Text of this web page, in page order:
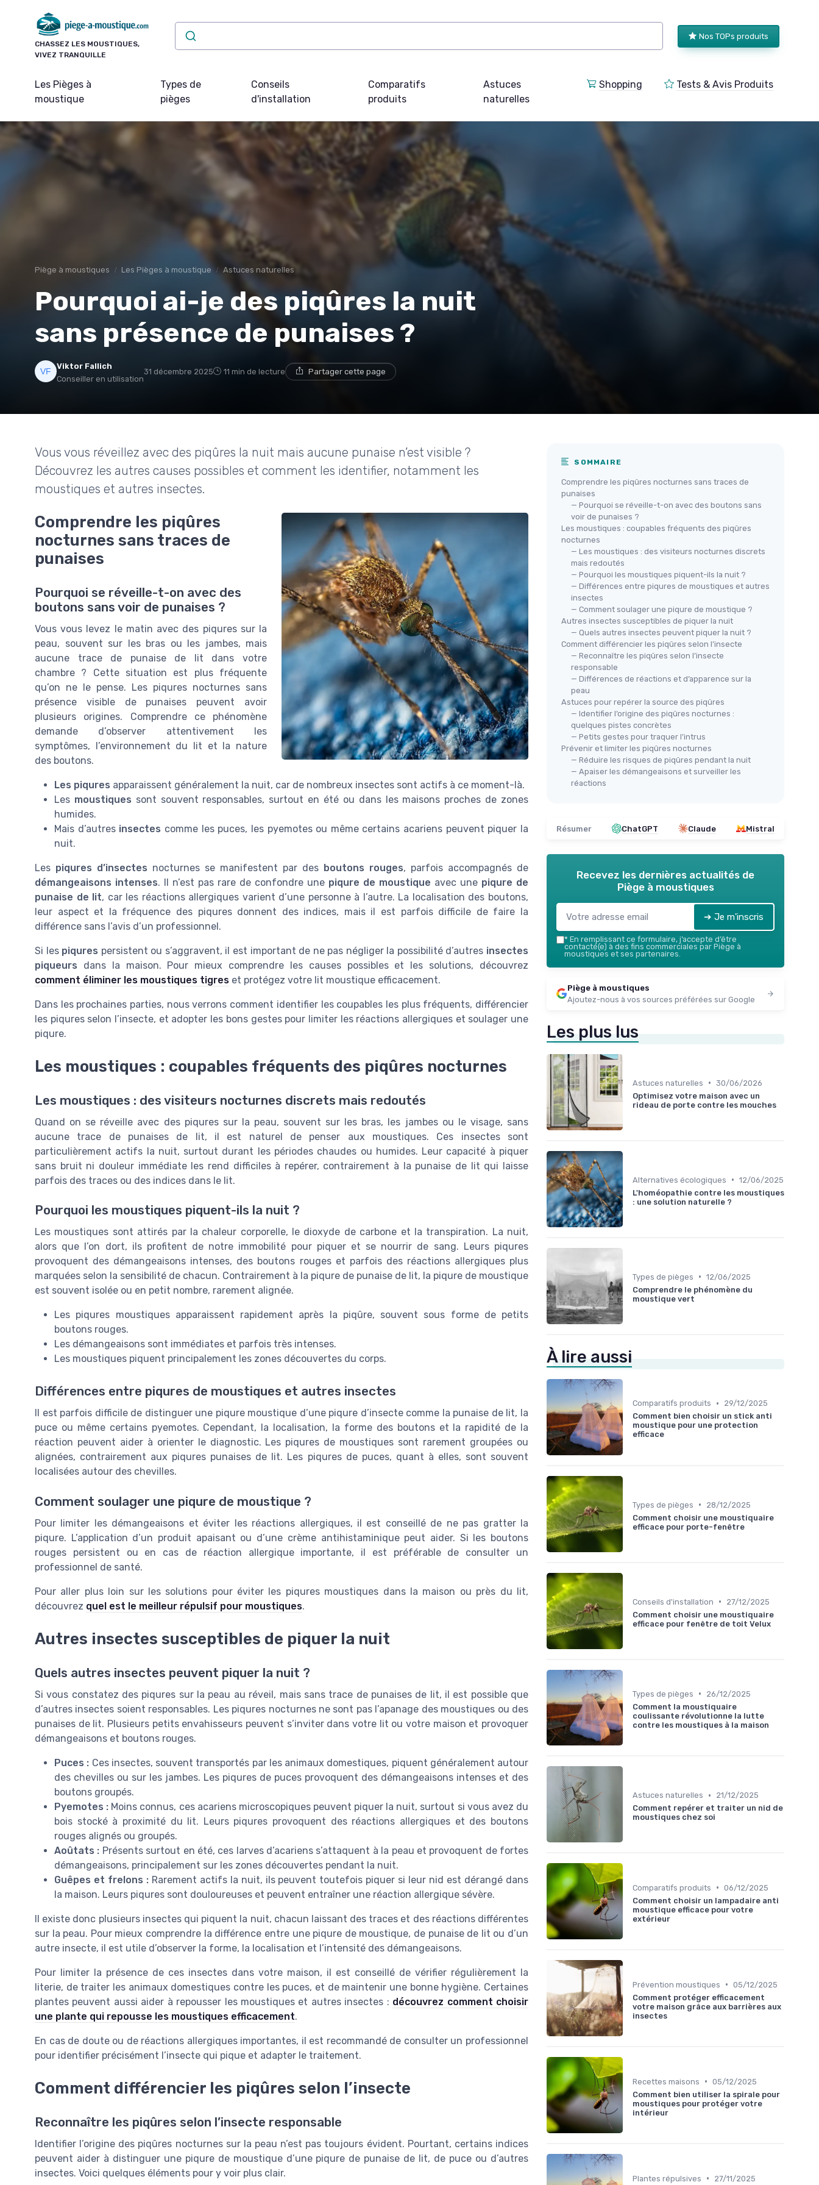
CHASSEZ LES MOUSTIQUES,
VIVEZ TRANQUILLE
Nos TOPs produits
Les Pièges à
moustique
Types de
pièges
Conseils
d'installation
Comparatifs
produits
Astuces
naturelles
Shopping Tests & Avis Produits
Piège à moustiques Les Pièges à moustique Astuces naturelles
Pourquoi ai-je des piqûres la nuit
sans présence de punaises ?
Viktor Fallich
Conseiller en utilisation
31 décembre 2025 11 min de lecture Partager cette page
Vous vous réveillez avec des piqûres la nuit mais aucune punaise n’est visible ?
Découvrez les autres causes possibles et comment les identifier, notamment les
moustiques et autres insectes.
Comprendre les piqûres
nocturnes sans traces de
punaises
Pourquoi se réveille-t-on avec des
boutons sans voir de punaises ?
Vous vous levez le matin avec des piqures sur la
peau, souvent sur les bras ou les jambes, mais
aucune trace de punaise de lit dans votre
chambre ? Cette situation est plus fréquente
qu’on ne le pense. Les piqures nocturnes sans
présence visible de punaises peuvent avoir
plusieurs origines. Comprendre ce phénomène
demande d’observer attentivement les
symptômes, l’environnement du lit et la nature
des boutons.
Les piqures apparaissent généralement la nuit, car de nombreux insectes sont actifs à ce moment-là.
Les moustiques sont souvent responsables, surtout en été ou dans les maisons proches de zones
humides.
Mais d’autres insectes comme les puces, les pyemotes ou même certains acariens peuvent piquer la
nuit.
Les piqures d’insectes nocturnes se manifestent par des boutons rouges, parfois accompagnés de
démangeaisons intenses. Il n’est pas rare de confondre une piqure de moustique avec une piqure de
punaise de lit, car les réactions allergiques varient d’une personne à l’autre. La localisation des boutons,
leur aspect et la fréquence des piqures donnent des indices, mais il est parfois difficile de faire la
différence sans l’avis d’un professionnel.
Si les piqures persistent ou s’aggravent, il est important de ne pas négliger la possibilité d’autres insectes
piqueurs dans la maison. Pour mieux comprendre les causes possibles et les solutions, découvrez
comment éliminer les moustiques tigres et protégez votre lit moustique efficacement.
Dans les prochaines parties, nous verrons comment identifier les coupables les plus fréquents, différencier
les piqures selon l’insecte, et adopter les bons gestes pour limiter les réactions allergiques et soulager une
piqure.
Les moustiques : coupables fréquents des piqûres nocturnes
Les moustiques : des visiteurs nocturnes discrets mais redoutés
Quand on se réveille avec des piqures sur la peau, souvent sur les bras, les jambes ou le visage, sans
aucune trace de punaises de lit, il est naturel de penser aux moustiques. Ces insectes sont
particulièrement actifs la nuit, surtout durant les périodes chaudes ou humides. Leur capacité à piquer
sans bruit ni douleur immédiate les rend difficiles à repérer, contrairement à la punaise de lit qui laisse
parfois des traces ou des indices dans le lit.
Pourquoi les moustiques piquent-ils la nuit ?
Les moustiques sont attirés par la chaleur corporelle, le dioxyde de carbone et la transpiration. La nuit,
alors que l’on dort, ils profitent de notre immobilité pour piquer et se nourrir de sang. Leurs piqures
provoquent des démangeaisons intenses, des boutons rouges et parfois des réactions allergiques plus
marquées selon la sensibilité de chacun. Contrairement à la piqure de punaise de lit, la piqure de moustique
est souvent isolée ou en petit nombre, rarement alignée.
Les piqures moustiques apparaissent rapidement après la piqûre, souvent sous forme de petits
boutons rouges.
Les démangeaisons sont immédiates et parfois très intenses.
Les moustiques piquent principalement les zones découvertes du corps.
Différences entre piqures de moustiques et autres insectes
Il est parfois difficile de distinguer une piqure moustique d’une piqure d’insecte comme la punaise de lit, la
puce ou même certains pyemotes. Cependant, la localisation, la forme des boutons et la rapidité de la
réaction peuvent aider à orienter le diagnostic. Les piqures de moustiques sont rarement groupées ou
alignées, contrairement aux piqures punaises de lit. Les piqures de puces, quant à elles, sont souvent
localisées autour des chevilles.
Comment soulager une piqure de moustique ?
Pour limiter les démangeaisons et éviter les réactions allergiques, il est conseillé de ne pas gratter la
piqure. L’application d’un produit apaisant ou d’une crème antihistaminique peut aider. Si les boutons
rouges persistent ou en cas de réaction allergique importante, il est préférable de consulter un
professionnel de santé.
Pour aller plus loin sur les solutions pour éviter les piqures moustiques dans la maison ou près du lit,
découvrez quel est le meilleur répulsif pour moustiques.
Autres insectes susceptibles de piquer la nuit
Quels autres insectes peuvent piquer la nuit ?
Si vous constatez des piqures sur la peau au réveil, mais sans trace de punaises de lit, il est possible que
d’autres insectes soient responsables. Les piqures nocturnes ne sont pas l’apanage des moustiques ou des
punaises de lit. Plusieurs petits envahisseurs peuvent s’inviter dans votre lit ou votre maison et provoquer
démangeaisons et boutons rouges.
Puces : Ces insectes, souvent transportés par les animaux domestiques, piquent généralement autour
des chevilles ou sur les jambes. Les piqures de puces provoquent des démangeaisons intenses et des
boutons groupés.
Pyemotes : Moins connus, ces acariens microscopiques peuvent piquer la nuit, surtout si vous avez du
bois stocké à proximité du lit. Leurs piqures provoquent des réactions allergiques et des boutons
rouges alignés ou groupés.
Aoûtats : Présents surtout en été, ces larves d’acariens s’attaquent à la peau et provoquent de fortes
démangeaisons, principalement sur les zones découvertes pendant la nuit.
Guêpes et frelons :Rarement actifs la nuit, ils peuvent toutefois piquer si leur nid est dérangé dans
la maison. Leurs piqures sont douloureuses et peuvent entraîner une réaction allergique sévère.
Il existe donc plusieurs insectes qui piquent la nuit, chacun laissant des traces et des réactions différentes
sur la peau. Pour mieux comprendre la différence entre une piqure de moustique, de punaise de lit ou d’un
autre insecte, il est utile d’observer la forme, la localisation et l’intensité des démangeaisons.
Pour limiter la présence de ces insectes dans votre maison, il est conseillé de vérifier régulièrement la
literie, de traiter les animaux domestiques contre les puces, et de maintenir une bonne hygiène. Certaines
plantes peuvent aussi aider à repousser les moustiques et autres insectes : découvrez comment choisir
une plante qui repousse les moustiques efficacement.
En cas de doute ou de réactions allergiques importantes, il est recommandé de consulter un professionnel
pour identifier précisément l’insecte qui pique et adapter le traitement.
Comment différencier les piqûres selon l’insecte
Reconnaître les piqûres selon l’insecte responsable
Identifier l’origine des piqûres nocturnes sur la peau n’est pas toujours évident. Pourtant, certains indices
peuvent aider à distinguer une piqure de moustique d’une piqure de punaise de lit, de puce ou d’autres
insectes. Voici quelques éléments pour y voir plus clair.
SOMMAIRE
Comprendre les piqûres nocturnes sans traces de
punaises
— Pourquoi se réveille-t-on avec des boutons sans
voir de punaises ?
Les moustiques : coupables fréquents des piqûres
nocturnes
— Les moustiques : des visiteurs nocturnes discrets
mais redoutés
— Pourquoi les moustiques piquent-ils la nuit ?
— Différences entre piqures de moustiques et autres
insectes
— Comment soulager une piqure de moustique ?
Autres insectes susceptibles de piquer la nuit
— Quels autres insectes peuvent piquer la nuit ?
Comment différencier les piqûres selon l’insecte
— Reconnaître les piqûres selon l’insecte
responsable
— Différences de réactions et d’apparence sur la
peau
Astuces pour repérer la source des piqûres
— Identifier l’origine des piqûres nocturnes :
quelques pistes concrètes
— Petits gestes pour traquer l’intrus
Prévenir et limiter les piqûres nocturnes
— Réduire les risques de piqûres pendant la nuit
— Apaiser les démangeaisons et surveiller les
réactions
Résumer ChatGPT Claude Mistral
Recevez les dernières actualités de
Piège à moustiques
➔ Je m'inscris
* En remplissant ce formulaire, j’accepte d’être
contacté(e) à des fins commerciales par Piège à
moustiques et ses partenaires.
Piège à moustiques
Ajoutez-nous à vos sources préférées sur Google
Les plus lus
Astuces naturelles • 30/06/2026
Optimisez votre maison avec un
rideau de porte contre les mouches
Alternatives écologiques • 12/06/2025
L'homéopathie contre les moustiques
: une solution naturelle ?
Types de pièges • 12/06/2025
Comprendre le phénomène du
moustique vert
À lire aussi
Comparatifs produits •
29/12/2025
Comment bien choisir un stick anti
moustique pour une protection
efficace
Types de pièges •
28/12/2025
Comment choisir une moustiquaire
efficace pour porte-fenêtre
Conseils d'installation •
27/12/2025
Comment choisir une moustiquaire
efficace pour fenêtre de toit Velux
Types de pièges •
26/12/2025
Comment la moustiquaire
coulissante révolutionne la lutte
contre les moustiques à la maison
Astuces naturelles •
21/12/2025
Comment repérer et traiter un nid de
moustiques chez soi
Comparatifs produits • 06/12/2025
Comment choisir un lampadaire anti
moustique efficace pour votre
extérieur
Prévention moustiques • 05/12/2025
Comment protéger efficacement
votre maison grâce aux barrières aux
insectes
Recettes maisons • 05/12/2025
Comment bien utiliser la spirale pour
moustiques pour protéger votre
intérieur
Plantes répulsives • 27/11/2025